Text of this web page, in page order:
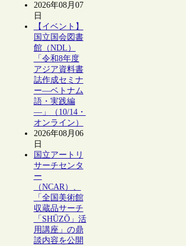
2026年08月07
日
【イベント】
国立国会図書
館（NDL）
「令和8年度
アジア資料書
誌作成セミナ
ー―ベトナム
語・実践編
―」（10/14・
オンライン）
2026年08月06
日
国立アートリ
サーチセンタ
ー
（NCAR）、
「全国美術館
収蔵品サーチ
「SHŪZŌ」活
用講座」の鼎
談内容を公開